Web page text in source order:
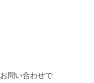
問い合わせで